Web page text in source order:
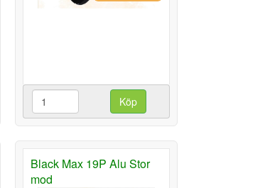
Köp
Black Max 19P Alu Stor
mod